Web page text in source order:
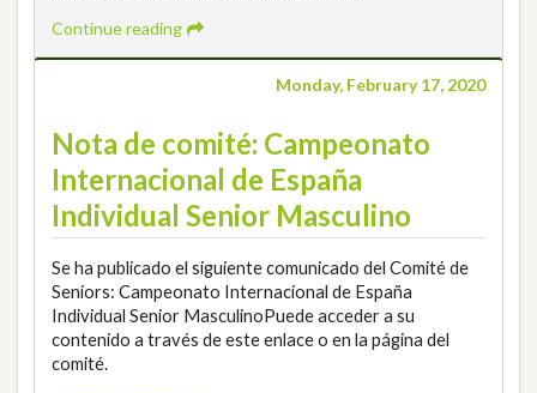
Continue reading
Monday, February 17, 2020
Nota de comité: Campeonato
Internacional de España
Individual Senior Masculino
Se ha publicado el siguiente comunicado del Comité de
Seniors: Campeonato Internacional de España
Individual Senior MasculinoPuede acceder a su
contenido a través de este enlace o en la página del
comité.